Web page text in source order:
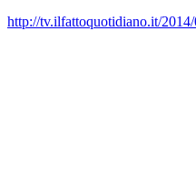
http://tv.ilfattoquotidiano.it/